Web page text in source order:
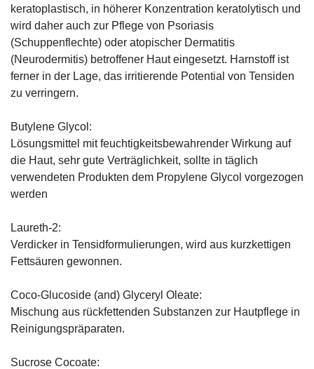
keratoplastisch, in höherer Konzentration keratolytisch und
wird daher auch zur Pflege von Psoriasis
(Schuppenflechte) oder atopischer Dermatitis
(Neurodermitis) betroffener Haut eingesetzt. Harnstoff ist
ferner in der Lage, das irritierende Potential von Tensiden
zu verringern.
Butylene Glycol:
Lösungsmittel mit feuchtigkeitsbewahrender Wirkung auf
die Haut, sehr gute Verträglichkeit, sollte in täglich
verwendeten Produkten dem Propylene Glycol vorgezogen
werden
Laureth-2:
Verdicker in Tensidformulierungen, wird aus kurzkettigen
Fettsäuren gewonnen.
Coco-Glucoside (and) Glyceryl Oleate:
Mischung aus rückfettenden Substanzen zur Hautpflege in
Reinigungspräparaten.
Sucrose Cocoate: